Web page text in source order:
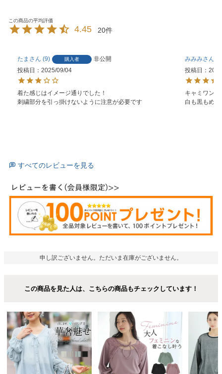
4.45 20
たま 9 購入者
非公開
投稿日
2025/09/04
着た感じはイメージ通りでした！
刺繍部分を引っ掛けないように注意が必要です
みみみ
投稿日
キャミワン
白も黒もめ
すべてのレビューを見る
申し訳ございません。ただいま在庫がございません。
この商品を見た人は、こちらの商品もチェックしています！